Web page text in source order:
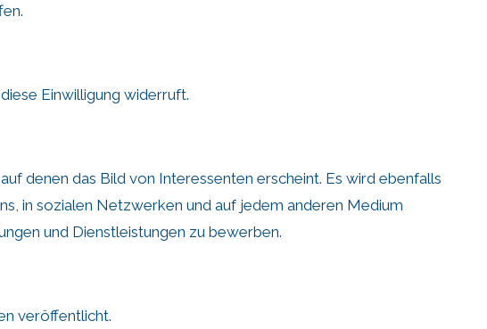
Einwilligung widerruft.
denen das Bild von Interessenten erscheint. Es wird ebenfalls
in sozialen Netzwerken und auf jedem anderen Medium
und Dienstleistungen zu bewerben.
veröffentlicht.